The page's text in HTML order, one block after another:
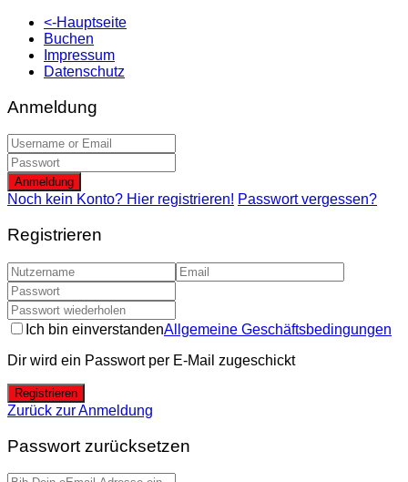
<-Hauptseite
Buchen
Impressum
Datenschutz
Anmeldung
Anmeldung
Noch kein Konto? Hier registrieren! Passwort vergessen?
Registrieren
Ich bin einverstandenAllgemeine Geschäftsbedingungen
Dir wird ein Passwort per E-Mail zugeschickt
Registrieren
Zurück zur Anmeldung
Passwort zurücksetzen